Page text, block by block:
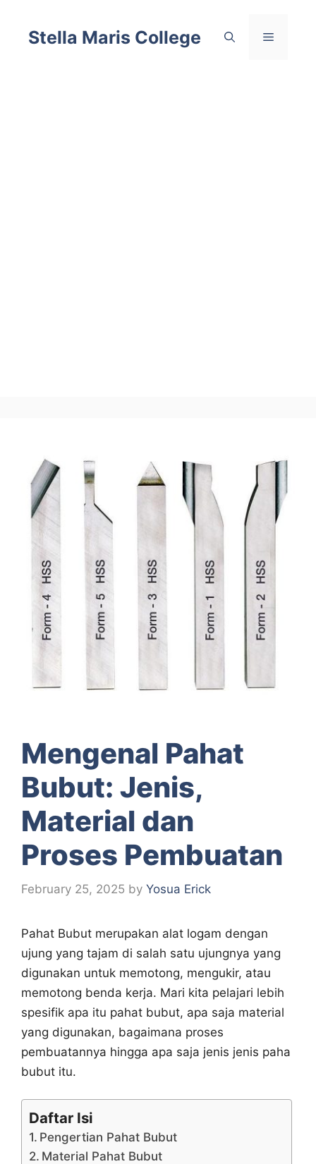
content
Stella Maris College Menu
Mengenal Pahat
Bubut: Jenis,
Material dan
Proses Pembuatan
February 25, 2025 by Yosua Erick
Pahat Bubut merupakan alat logam dengan
ujung yang tajam di salah satu ujungnya yang
digunakan untuk memotong, mengukir, atau
memotong benda kerja. Mari kita pelajari lebih
spesifik apa itu pahat bubut, apa saja material
yang digunakan, bagaimana proses
pembuatannya hingga apa saja jenis jenis paha
bubut itu.
Daftar Isi
Pengertian Pahat Bubut
Material Pahat Bubut